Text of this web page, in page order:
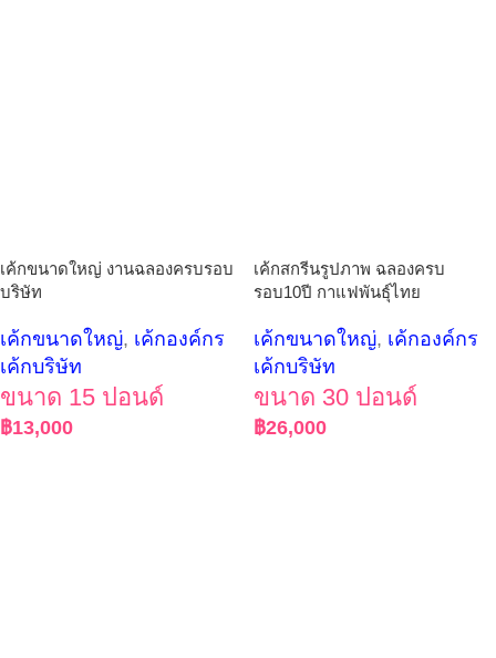
เค้กขนาดใหญ่ งานฉลองครบรอบ
บริษัท
เค้กขนาดใหญ่, เค้กองค์กร
เค้กบริษัท
ขนาด 15 ปอนด์
฿13,000
เค้กสกรีนรูปภาพ ฉลองครบ
รอบ10ปี กาแฟพันธุ์ไทย
เค้กขนาดใหญ่, เค้กองค์กร
เค้กบริษัท
ขนาด 30 ปอนด์
฿26,000